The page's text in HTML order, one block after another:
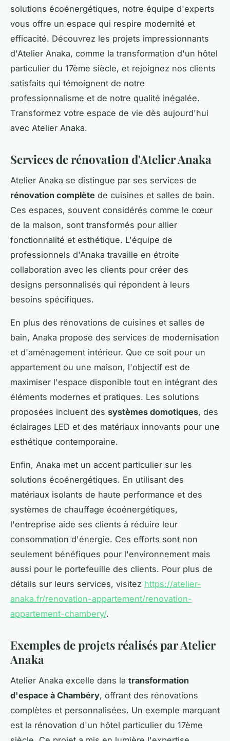
solutions écoénergétiques, notre équipe d'experts
vous offre un espace qui respire modernité et
efficacité. Découvrez les projets impressionnants
d'Atelier Anaka, comme la transformation d'un hôtel
particulier du 17ème siècle, et rejoignez nos clients
satisfaits qui témoignent de notre
professionnalisme et de notre qualité inégalée.
Transformez votre espace de vie dès aujourd'hui
avec Atelier Anaka.
Services de rénovation d'Atelier Anaka
Atelier Anaka se distingue par ses services de
rénovation complète de cuisines et salles de bain.
Ces espaces, souvent considérés comme le cœur
de la maison, sont transformés pour allier
fonctionnalité et esthétique. L'équipe de
professionnels d'Anaka travaille en étroite
collaboration avec les clients pour créer des
designs personnalisés qui répondent à leurs
besoins spécifiques.
En plus des rénovations de cuisines et salles de
bain, Anaka propose des services de modernisation
et d'aménagement intérieur. Que ce soit pour un
appartement ou une maison, l'objectif est de
maximiser l'espace disponible tout en intégrant des
éléments modernes et pratiques. Les solutions
proposées incluent des systèmes domotiques, des
éclairages LED et des matériaux innovants pour une
esthétique contemporaine.
Enfin, Anaka met un accent particulier sur les
solutions écoénergétiques. En utilisant des
matériaux isolants de haute performance et des
systèmes de chauffage écoénergétiques,
l'entreprise aide ses clients à réduire leur
consommation d'énergie. Ces efforts sont non
seulement bénéfiques pour l'environnement mais
aussi pour le portefeuille des clients. Pour plus de
détails sur leurs services, visitez https://atelier-
anaka.fr/renovation-appartement/renovation-
appartement-chambery/.
Exemples de projets réalisés par Atelier
Anaka
Atelier Anaka excelle dans la transformation
d'espace à Chambéry, offrant des rénovations
complètes et personnalisées. Un exemple marquant
est la rénovation d'un hôtel particulier du 17ème